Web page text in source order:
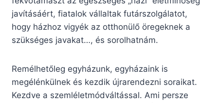
javításáért, fiatalok vállaltak futárszolgálatot,
hogy házhoz vigyék az otthonülő öregeknek a
szükséges javakat…, és sorolhatnám.
Remélhetőleg egyházunk, egyházaink is
megélénkülnek és kezdik újrarendezni soraikat.
Kezdve a szemléletmódváltással. Ami persze